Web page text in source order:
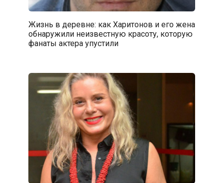
Жизнь в деревне: как Харитонов и его жена
обнаружили неизвестную красоту, которую
фанаты актера упустили